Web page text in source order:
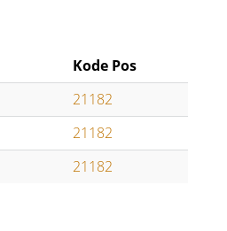
Kode Pos
21182
21182
21182